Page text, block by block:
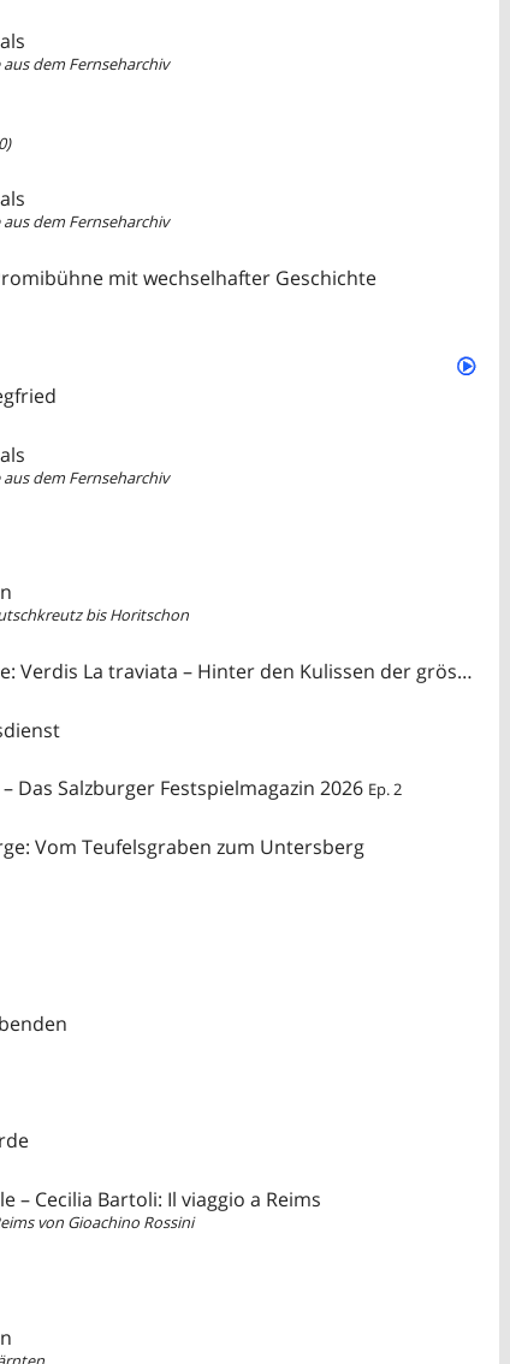
dem Fernseharchiv
dem Fernseharchiv
mit wechselhafter Geschichte
dem Fernseharchiv
bis Horitschon
Bregenzer Festspiele: Verdis La traviata – Hinter den Kulissen der grössten Seebühne der Welt
Das Salzburger Festspielmagazin 2026 Ep. 2
Vom Teufelsgraben zum Untersberg
– Cecilia Bartoli: Il viaggio a Reims
von Gioachino Rossini